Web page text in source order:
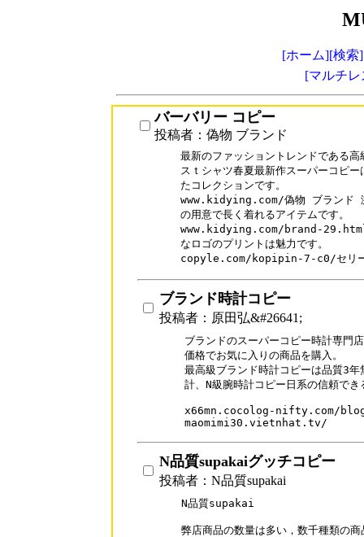
[ホーム][検索]
[マルチ
バーバリー コピー
投稿者：偽物 ブランド
最新のファッショントレンドである
スｔシャツ春夏最新作スーパーコピ
たコレクションです。
www.kidying.com/偽物 ブランド 激
の用意で長く着れるアイテムです。
www.kidying.com/brand-29.html
なロゴのプリントは魅力です。
copyle.com/kopipin-7-c0/セリー
ブランド時計コピー
投稿者：原田弘&#26641;
ブランドのスーパーコピー時計専門
価格でお気に入りの商品を購入。
最高級ブランド時計コピーは品質3年
計、N級腕時計コピー日系の信頼でき
x66mn.cocolog-nifty.com/
maomimi30.vietnhat.tv/
N品質supakaiグッチコピー
投稿者：N品質supakai
N品質supakai
弊店商品の数量は多い，数千種類の商